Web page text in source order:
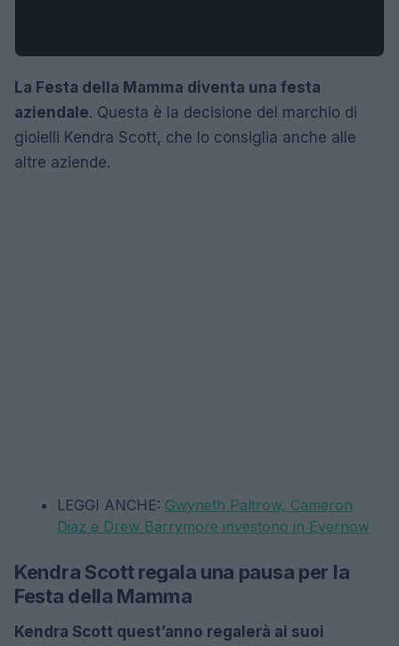
La Festa della Mamma diventa una festa
aziendale. Questa è la decisione del marchio di
gioielli Kendra Scott, che lo consiglia anche alle
altre aziende.
LEGGI ANCHE: Gwyneth Paltrow, Cameron
Diaz e Drew Barrymore investono in Evernow
Kendra Scott regala una pausa per la
Festa della Mamma
Kendra Scott quest’anno regalerà ai suoi